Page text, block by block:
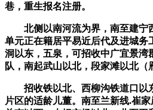
巷，重生报名注册。
北侧以南河流为界，南至建宁
单元正在籍居平易近后代及进城务
洞以东，五泉，可招收中广宜景湾
队，南起武山以北，段家滩以北（
招收铁以北、西柳沟铁道口以
片区的适龄儿董。南至兰新线.崔